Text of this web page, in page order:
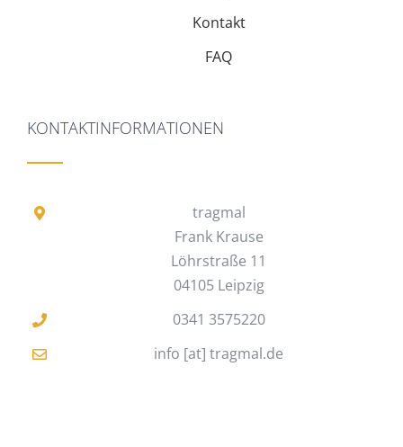
Kontakt
FAQ
KONTAKTINFORMATIONEN
tragmal
Frank Krause
Löhrstraße 11
04105 Leipzig
0341 3575220
info [at] tragmal.de